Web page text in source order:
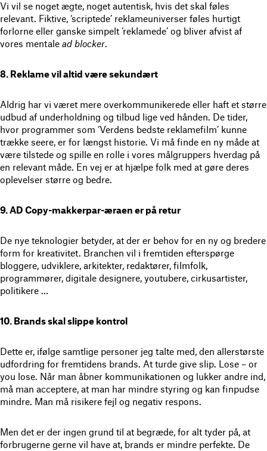
Vi vil se noget ægte, noget autentisk, hvis det skal føles
relevant. Fiktive, ‘scriptede’ reklameuniverser føles hurtigt
forlorne eller ganske simpelt ‘reklamede’ og bliver afvist af
vores mentale ad blocker.
8. Reklame vil altid være sekundært
Aldrig har vi været mere overkommunikerede eller haft et større
udbud af underholdning og tilbud lige ved hånden. De tider,
hvor programmer som ‘Verdens bedste reklamefilm’ kunne
trække seere, er for længst historie. Vi må finde en ny måde at
være tilstede og spille en rolle i vores målgruppers hverdag på
en relevant måde. En vej er at hjælpe folk med at gøre deres
oplevelser større og bedre.
9. AD Copy-makkerpar-æraen er på retur
De nye teknologier betyder, at der er behov for en ny og bredere
form for kreativitet. Branchen vil i fremtiden efterspørge
bloggere, udviklere, arkitekter, redaktører, filmfolk,
programmører, digitale designere, youtubere, cirkusartister,
politikere …
10. Brands skal slippe kontrol
Dette er, ifølge samtlige personer jeg talte med, den allerstørste
udfordring for fremtidens brands. At turde give slip. Lose – or
you lose. Når man åbner kommunikationen og lukker andre ind,
må man acceptere, at man har mindre styring og kan finpudse
mindre. Man må risikere fejl og negativ respons.
Men det er der ingen grund til at begræde, for alt tyder på, at
forbrugerne gerne vil have at, brands er mindre perfekte. De